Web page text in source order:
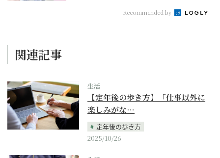
Recommended by
関連記事
生活
【定年後の歩き方】「仕事以外に
楽しみがな…
定年後の歩き方
2025/10/26